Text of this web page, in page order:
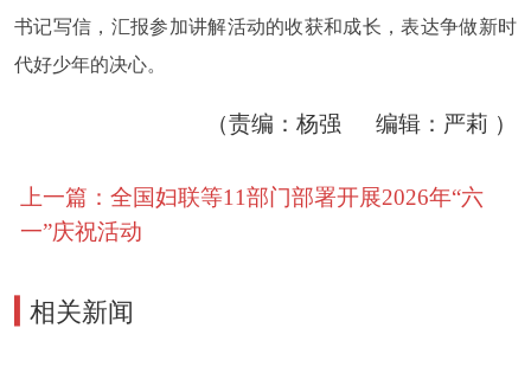
书记写信，汇报参加讲解活动的收获和成长，表达争做新时
代好少年的决心。
（责编：杨强 编辑：严莉 ）
上一篇：全国妇联等11部门部署开展2026年“六
一”庆祝活动
相关新闻